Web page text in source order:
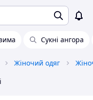
Сукні ангора
Жіночий одяг